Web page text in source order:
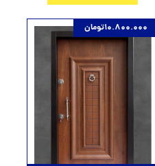
10.800.000تومان